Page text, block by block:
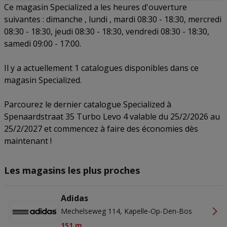
Ce magasin Specialized a les heures d'ouverture
suivantes : dimanche , lundi , mardi 08:30 - 18:30, mercredi
08:30 - 18:30, jeudi 08:30 - 18:30, vendredi 08:30 - 18:30,
samedi 09:00 - 17:00.
Il y a actuellement 1 catalogues disponibles dans ce
magasin Specialized.
Parcourez le dernier catalogue Specialized à
Spenaardstraat 35 Turbo Levo 4 valable du 25/2/2026 au
25/2/2027 et commencez à faire des économies dès
maintenant !
Les magasins les plus proches
Adidas
Mechelseweg 114, Kapelle-Op-Den-Bos
Precieze geolocatiegegevens gebruiken. De apparaatkenmerken
actief scannen ter identificatie. Informatie op een apparaat opslaan
en/of openen. Gepersonaliseerde advertenties en content,
advertentie- en contentmetingen, doelgroepenonderzoek en
ontwikkeling van diensten.
Partnerlijst (derden)